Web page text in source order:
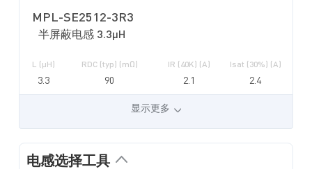
MPL-SE2512-3R3
半屏蔽电感 3.3µH
L (µH) RDC (typ) (mΩ) IR (40K) (A) Isat (30%) (A)
3.3 90 2.1 2.4
显示更多
电感选择工具